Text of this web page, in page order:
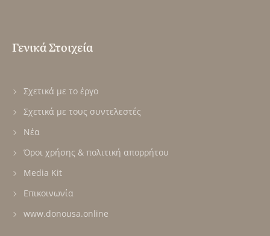
Γενικά Στοιχεία
Σχετικά με το έργο
Σχετικά με τους συντελεστές
Νέα
Όροι χρήσης & πολιτική απορρήτου
Media Kit
Επικοινωνία
www.donousa.online